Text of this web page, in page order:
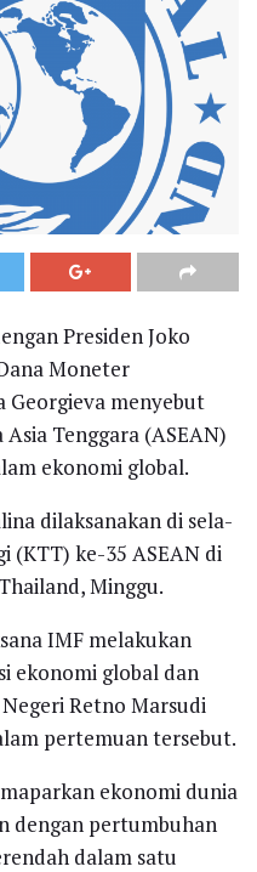
Presiden Joko
Moneter
menyebut
Tenggara (ASEAN)
ekonomi global.
dilaksanakan di sela-
(KTT) ke-35 ASEAN di
Minggu.
IMF melakukan
ekonomi global dan
Retno Marsudi
pertemuan tersebut.
ekonomi dunia
dengan pertumbuhan
dalam satu